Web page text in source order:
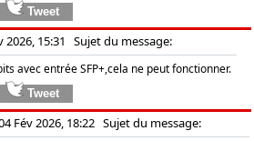
2026, 15:31 Sujet du message:
avec entrée SFP+,cela ne peut fonctionner.
Fév 2026, 18:22 Sujet du message: